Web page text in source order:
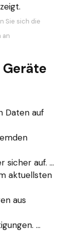
Sie sich die
an
Daten auf
sicher auf. ...
aktuellsten
aus
...